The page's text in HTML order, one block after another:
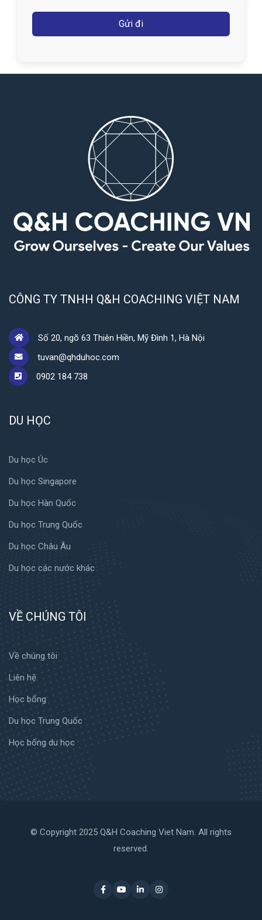
CÔNG TY TNHH Q&H COACHING VIỆT NAM
Số 20, ngõ 63 Thiên Hiền, Mỹ Đình 1, Hà Nội
tuvan@qhduhoc.com
0902 184 738
DU HỌC
Du học Úc
Du học Singapore
Du học Hàn Quốc
Du học Trung Quốc
Du học Châu Âu
Du học các nước khác
VỀ CHÚNG TÔI
Về chúng tôi
Liên hệ
Học bổng
Du học Trung Quốc
Học bổng du học
© Copyright 2025 Q&H Coaching Viet Nam. All rights
reserved.